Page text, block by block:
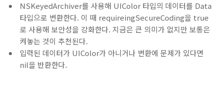
NSKeyedArchiver를 사용해 UIColor 타입의 데이터를 Data
타입으로 변환한다. 이 때 requireingSecureCoding을 true
로 사용해 보안성을 강화한다. 지금은 큰 의미가 없지만 보통은
켜놓는 것이 추천된다.
입력된 데이터가 UIColor가 아니거나 변환에 문제가 있다면
nil을 반환한다.